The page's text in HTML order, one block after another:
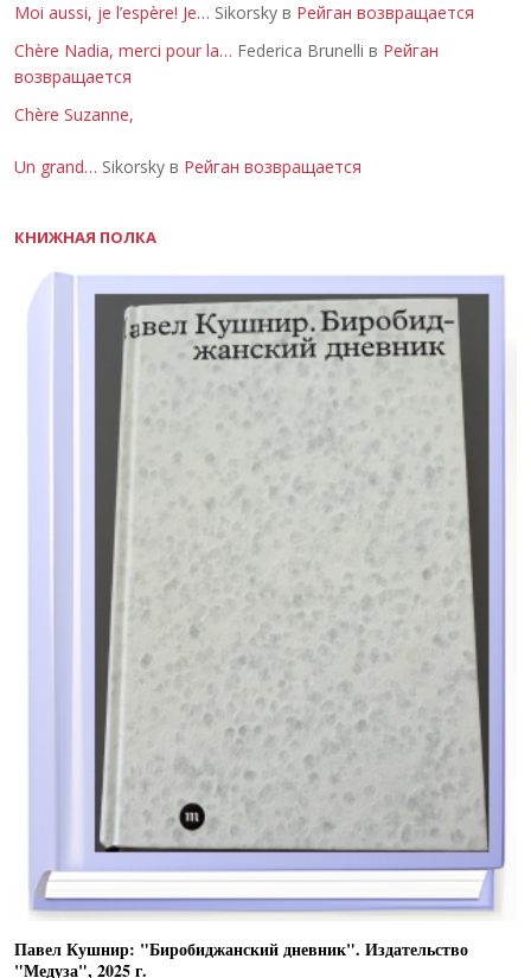
Moi aussi, je l’espère! Je… Sikorsky в Рейган возвращается
Chère Nadia, merci pour la… Federica Brunelli в Рейган
возвращается
Chère Suzanne,
Un grand… Sikorsky в Рейган возвращается
КНИЖНАЯ ПОЛКА
Павел Кушнир: "Биробиджанский дневник". Издательство
"Медуза", 2025 г.